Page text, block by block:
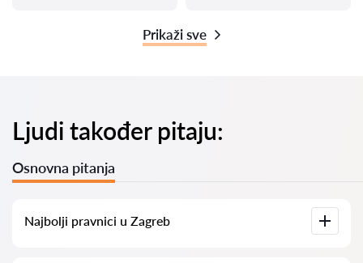
Prikaži sve
Ljudi također pitaju:
Osnovna pitanja
Najbolji pravnici u Zagreb